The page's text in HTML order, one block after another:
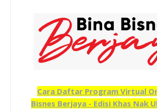
Cara Daftar Program Virtual
Bisnes Berjaya - Edisi Khas Nak